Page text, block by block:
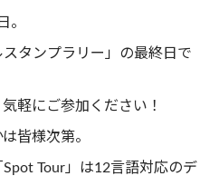
。
スタンプラリー」の最終日で
軽にご参加ください！
皆様次第。
Tour」は12言語対応のデ